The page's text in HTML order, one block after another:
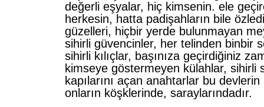
değerli eşyalar, hiç kimsenin. ele
herkesin, hatta padişahların bile
güzelleri, hiçbir yerde bulunmayan
sihirli güvencinler, her telinden binbir
sihirli kılıçlar, başınıza geçirdiğiniz
kimseye göstermeyen külahlar, sihirli
kapılarını açan anahtarlar bu
onların köşklerinde, saraylarındadır.